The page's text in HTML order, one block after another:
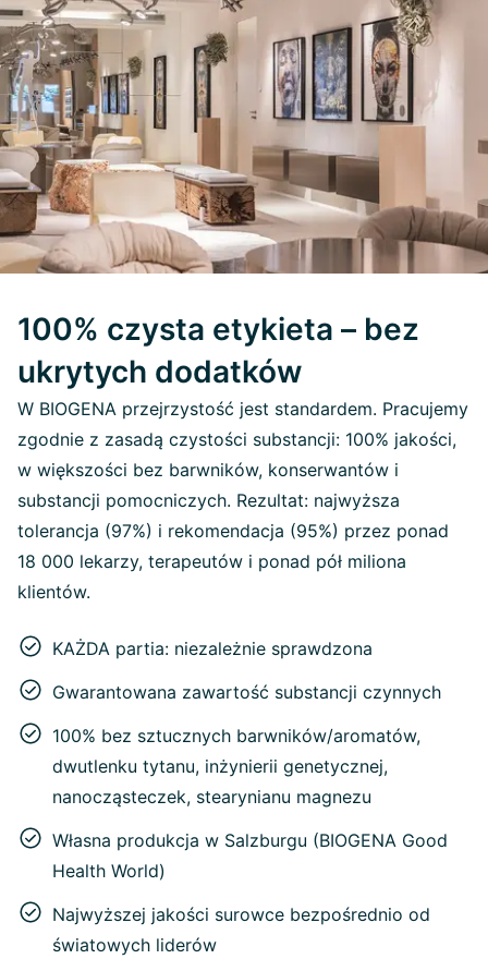
100% czysta etykieta – bez
ukrytych dodatków
W BIOGENA przejrzystość jest standardem. Pracujemy
zgodnie z zasadą czystości substancji: 100% jakości,
w większości bez barwników, konserwantów i
substancji pomocniczych. Rezultat: najwyższa
tolerancja (97%) i rekomendacja (95%) przez ponad
18 000 lekarzy, terapeutów i ponad pół miliona
klientów.
KAŻDA partia: niezależnie sprawdzona
Gwarantowana zawartość substancji czynnych
100% bez sztucznych barwników/aromatów,
dwutlenku tytanu, inżynierii genetycznej,
nanocząsteczek, stearynianu magnezu
Własna produkcja w Salzburgu (BIOGENA Good
Health World)
Najwyższej jakości surowce bezpośrednio od
światowych liderów